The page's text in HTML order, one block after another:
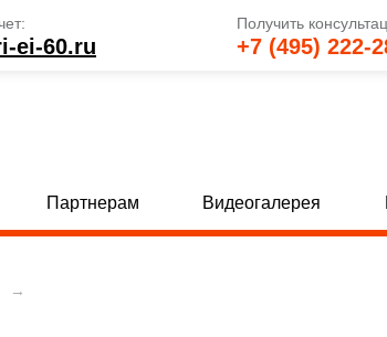
ei-60.ru
Получить
+7 (495) 222-
Партнерам Видеогалерея
→